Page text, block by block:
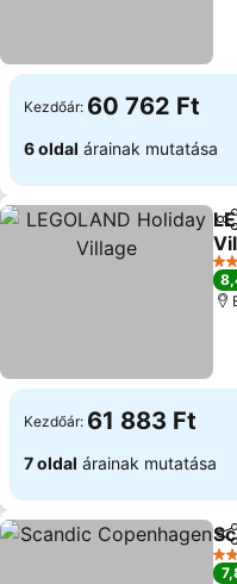
Kezdőár: 60 762 Ft
6 oldal árainak mutatása
3
Kezdőár: 61 883 Ft
7 oldal árainak mutatása
4